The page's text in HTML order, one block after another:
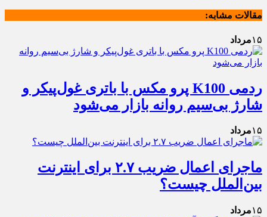
مقالات مشابه:
۱۵مرداد
ردمی K100 پرو مکس با باتری غول‌پیکر و
شارژ بی‌سیم روانه بازار می‌شود
۱۵مرداد
ماجرای اعمال ضریب ۲.۷ برای اینترنت
بین‌الملل چیست؟
۱۵مرداد